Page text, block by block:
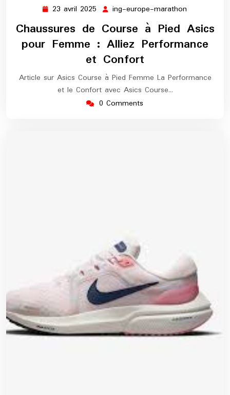
23 avril 2025 23
avril
2025
ing-europe-marathon
europe-
marathon
Chaussures de Course à Pied Asics
pour Femme : Alliez Performance
et Confort
Article sur Asics Course à Pied Femme La Performance
et le Confort avec Asics Course…
0 Comments